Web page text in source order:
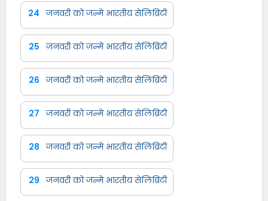
24 जनवरी को जन्मे भारतीय सेलिब्रिटी
25 जनवरी को जन्मे भारतीय सेलिब्रिटी
26 जनवरी को जन्मे भारतीय सेलिब्रिटी
27 जनवरी को जन्मे भारतीय सेलिब्रिटी
28 जनवरी को जन्मे भारतीय सेलिब्रिटी
29 जनवरी को जन्मे भारतीय सेलिब्रिटी